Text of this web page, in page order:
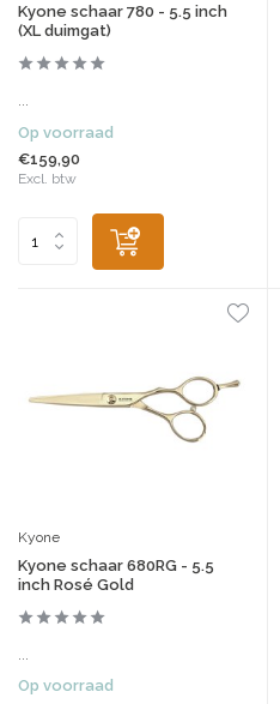
Kyone schaar 780 - 5.5 inch
(XL duimgat)
Op voorraad
€159,90
Excl. btw
Kyone
Kyone schaar 680RG - 5.5
inch Rosé Gold
...
Op voorraad